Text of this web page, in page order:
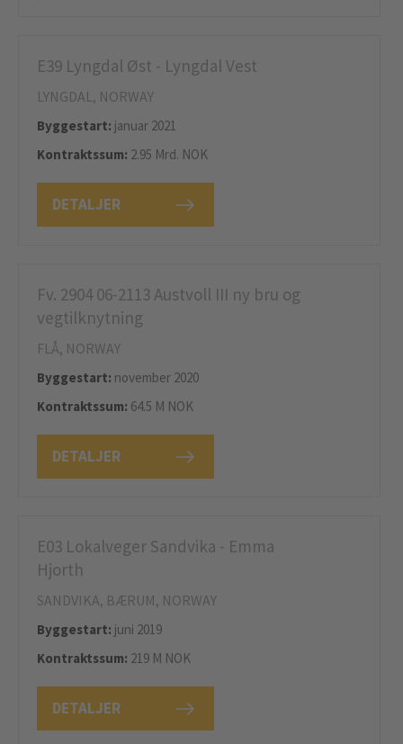
DETALJER
E39 Lyngdal Øst - Lyngdal Vest
LYNGDAL, NORWAY
Byggestart: januar 2021
Kontraktssum: 2.95 Mrd. NOK
DETALJER
Fv. 2904 06-2113 Austvoll III ny bru og
vegtilknytning
FLÅ, NORWAY
Byggestart: november 2020
Kontraktssum: 64.5 M NOK
DETALJER
E03 Lokalveger Sandvika - Emma
Hjorth
SANDVIKA, BÆRUM, NORWAY
Byggestart: juni 2019
Kontraktssum: 219 M NOK